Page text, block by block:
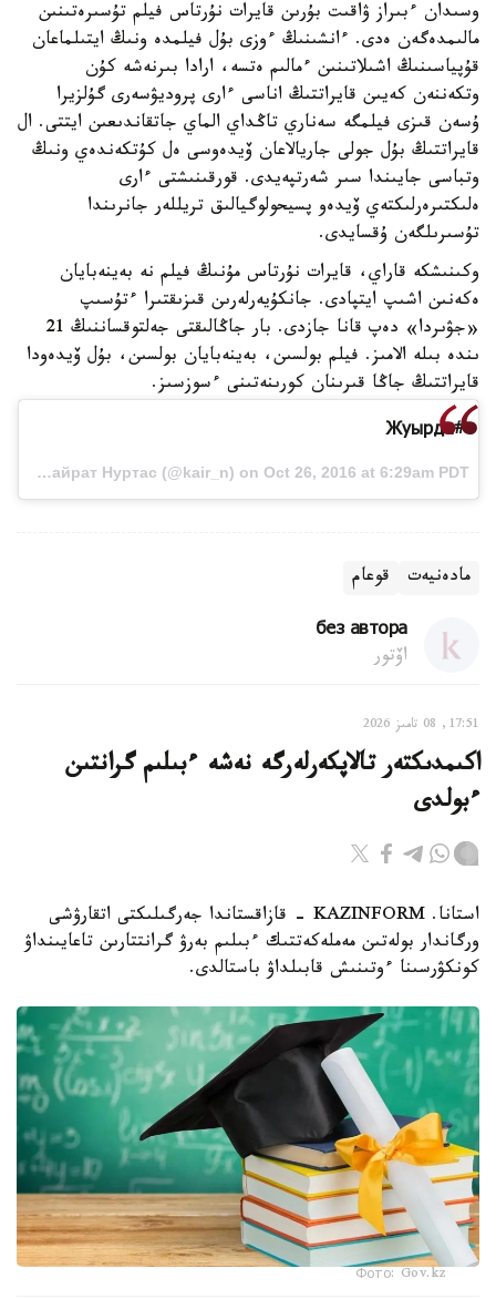
وسىدان ءبىراز ۋاقىت بۇرىن قايرات نۇرتاس فيلم تۇسىرەتىنىن
مالىمدەگەن ەدى. ءانشىنىڭ ءوزى بۇل فيلمدە ونىڭ ايتىلماعان
قۇپياسىنىڭ اشىلاتىنىن ءمالىم ەتسە، ارادا بىرنەشە كۇن
وتكەننەن كەيىن قايراتتىڭ اناسى ءارى پروديۋسەرى گۇلزيرا
ۇسەن قىزى فيلمگە سەناري تاڭداي الماي جاتقاندىعىن ايتتى. ال
قايراتتىڭ بۇل جولى جاريالاعان ۆيدەوسى ەل كۇتكەندەي ونىڭ
وتباسى جايىندا سىر شەرتپەيدى. قورقىنىشتى ءارى
ەلىكتىرەرلىكتەي ۆيدەو پسيحولوگيالىق تريللەر جانرىندا
تۇسىرىلگەن ۇقسايدى.
وكىنىشكە قاراي، قايرات نۇرتاس مۇنىڭ فيلم نە بەينەبايان
ەكەنىن اشىپ ايتپادى. جانكۇيەرلەرىن قىزىقتىرا ءتۇسىپ
«جۋىردا» دەپ قانا جازدى. بار جاڭالىقتى جەلتوقساننىڭ 21
ىندە بىلە الامىز. فيلم بولسىن، بەينەبايان بولسىن، بۇل ۆيدەودا
قايراتتىڭ جاڭا قىرىنان كورىنەتىنى ءسوزسىز.
#Жуырда
A video posted by Кайрат Нуртас (@kair_n) on Oct 26, 2016 at 6:29am PDT
مادەنيەت قوعام
без автора
اۆتور
17:51, 08 تامىز 2026
اكىمدىكتەر تالاپكەرلەرگە نەشە ءبىلىم گرانتىن
ءبولدى
استانا. KAZINFORM - قازاقستاندا جەرگىلىكتى اتقارۋشى
ورگاندار بولەتىن مەملەكەتتىك ءبىلىم بەرۋ گرانتتارىن تاعايىنداۋ
كونكۋرسىنا ءوتىنىش قابىلداۋ باستالدى.
Фото: Gov.kz